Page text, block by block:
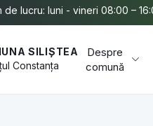
de lucru: luni - vineri 08:00 –
SILIȘTEA
Constanța
Despre
comună